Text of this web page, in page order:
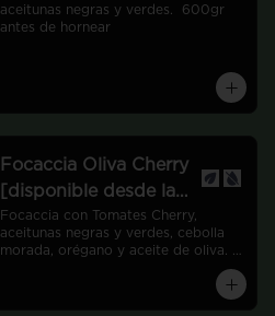
aceitunas negras y verdes.  600gr
antes de hornear
Focaccia Oliva Cherry
[disponible desde las
12:00]
Focaccia con Tomates Cherry,
aceitunas negras y verdes, cebolla
morada, orégano y aceite de oliva.